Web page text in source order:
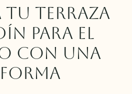
tu Terraza
para el
con una